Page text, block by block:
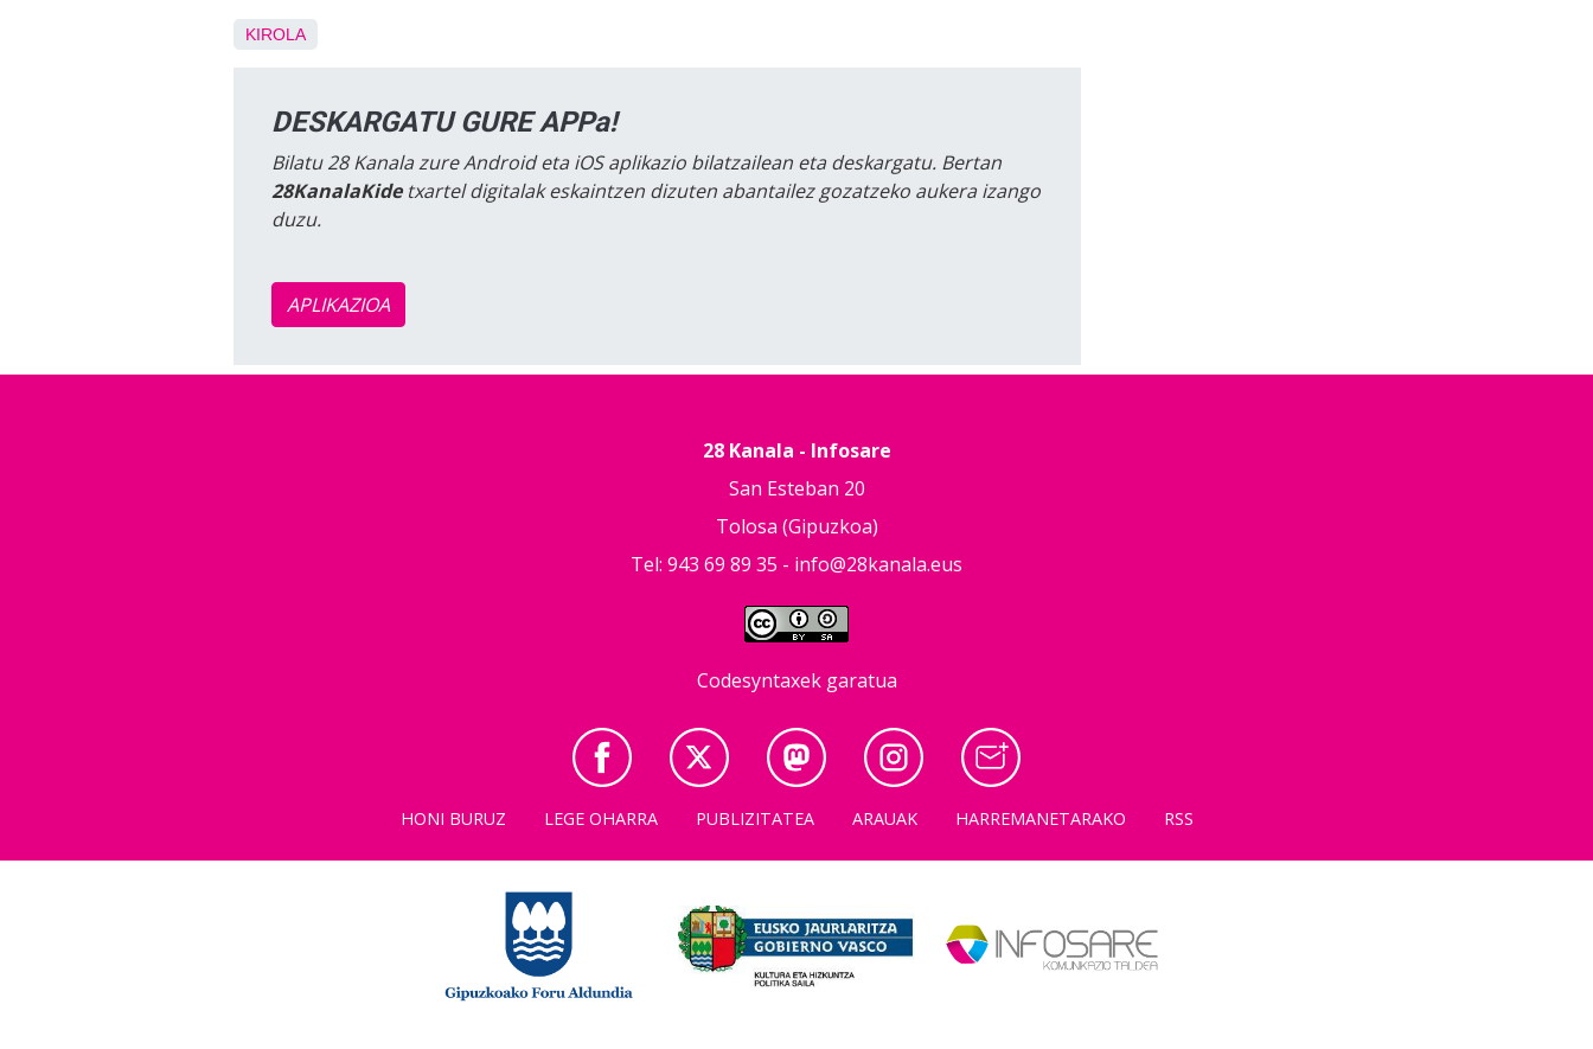
KIROLA
DESKARGATU GURE APPa!
Bilatu 28 Kanala zure Android eta iOS aplikazio bilatzailean eta deskargatu. Bertan
28KanalaKidetxartel digitalak eskaintzen dizuten abantailez gozatzeko aukera izango
duzu.
APLIKAZIOA
28 Kanala - Infosare
San Esteban 20
Tolosa (Gipuzkoa)
Tel: 943 69 89 35 - info@28kanala.eus
Codesyntaxek garatua
HONI BURUZ LEGE OHARRA PUBLIZITATEA ARAUAK HARREMANETARAKO RSS